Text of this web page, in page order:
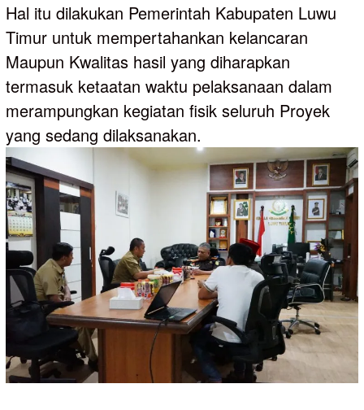
Hal itu dilakukan Pemerintah Kabupaten Luwu
Timur untuk mempertahankan kelancaran
Maupun Kwalitas hasil yang diharapkan
termasuk ketaatan waktu pelaksanaan dalam
merampungkan kegiatan fisik seluruh Proyek
yang sedang dilaksanakan.